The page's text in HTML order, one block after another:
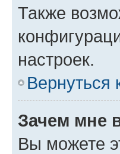
Также
настроек.
Вернуться
Зачем мне
Вы можете